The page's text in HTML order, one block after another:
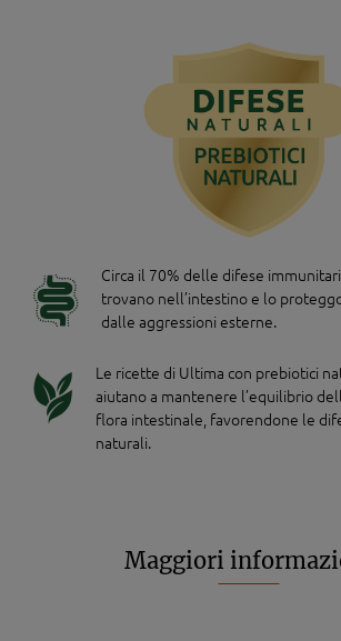
Circa il 70% delle difese
trovano nell’intestino e lo
dalle aggressioni esterne.
Le ricette di Ultima con prebiotici
aiutano a mantenere l’equilibrio
flora intestinale, favorendone le
naturali.
Maggiori